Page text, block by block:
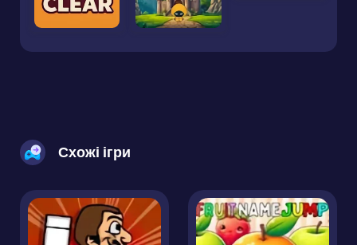
Схожі ігри